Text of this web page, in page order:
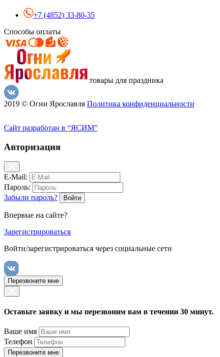
+7 (4852) 33-80-35
Способы оплаты
товары для праздника
2019 © Огни Ярославля Политика конфиденциальности
Сайт разработан в “ЯСИМ”
Авторизация
E-Mail:
Пароль:
Забыли пароль?
Впервые на сайте?
Зарегистрироваться
Войти/зарегистрироваться через социальные сети
Перезвоните мне
Оставьте заявку и мы перезвоним вам в течении 30 минут.
Ваше имя
Телефон
Перезвоните мне